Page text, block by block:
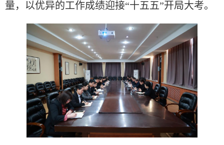
量，以优异的工作成绩迎接“十五五”开局大考。